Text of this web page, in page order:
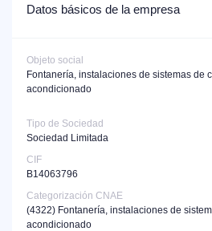
Datos básicos de la empresa
Objeto social
Fontanería, instalaciones de sistemas de
acondicionado
Tipo de Sociedad
Sociedad Limitada
CIF
B14063796
Categorización CNAE
(4322) Fontanería, instalaciones de
acondicionado